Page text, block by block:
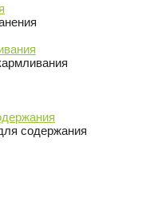
содержания